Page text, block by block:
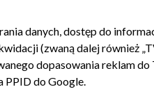
Kontakt
danych, dostęp do
(zwaną dalej również
dopasowania reklam
PPID do Google.